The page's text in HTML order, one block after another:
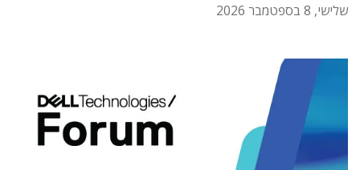
שלישי, 8 בספטמבר 2026